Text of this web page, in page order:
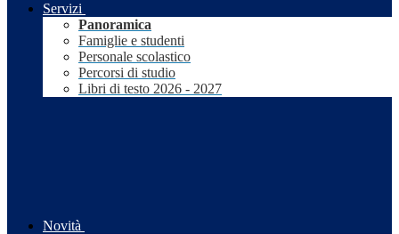
Servizi
Panoramica
Famiglie e studenti
Personale scolastico
Percorsi di studio
Libri di testo 2026 - 2027
Novità